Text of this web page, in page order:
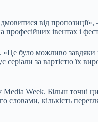
від
івентах і
«Це було можливо
за вартістю їх
Week. Більш точні
кількість